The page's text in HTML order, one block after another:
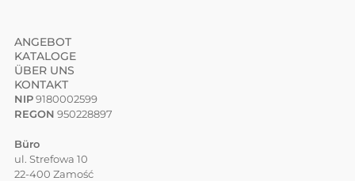
ANGEBOT
KATALOGE
ÜBER UNS
KONTAKT
NIP 9180002599
REGON 950228897
Büro
ul. Strefowa 10
22-400 Zamość